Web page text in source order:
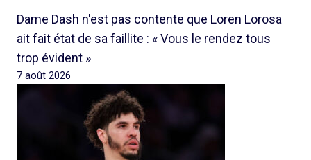
Dame Dash n'est pas contente que Loren Lorosa
ait fait état de sa faillite : « Vous le rendez tous
trop évident »
7 août 2026